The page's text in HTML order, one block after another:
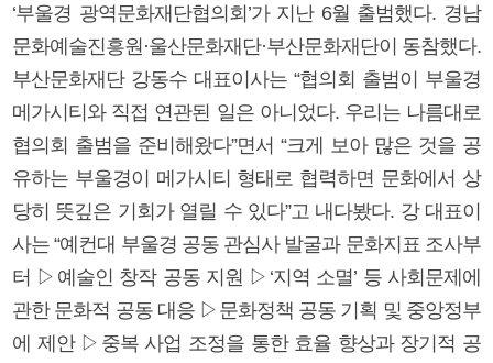
‘부울경 광역문화재단협의회’가 지난 6월 출범했다. 경남
문화예술진흥원·울산문화재단·부산문화재단이 동참했다.
부산문화재단 강동수 대표이사는 “협의회 출범이 부울경
메가시티와 직접 연관된 일은 아니었다. 우리는 나름대로
협의회 출범을 준비해왔다”면서 “크게 보아 많은 것을 공
유하는 부울경이 메가시티 형태로 협력하면 문화에서 상
당히 뜻깊은 기회가 열릴 수 있다”고 내다봤다. 강 대표이
사는 “예컨대 부울경 공동 관심사 발굴과 문화지표 조사부
터 ▷예술인 창작 공동 지원 ▷‘지역 소멸’ 등 사회문제에
관한 문화적 공동 대응 ▷문화정책 공동 기획 및 중앙정부
에 제안 ▷중복 사업 조정을 통한 효율 향상과 장기적 공